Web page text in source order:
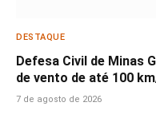
DESTAQUE
Defesa Civil de Minas
de vento de até 100
7 de agosto de 2026